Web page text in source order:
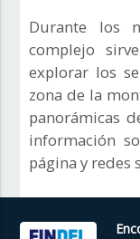
Durante los
complejo
explorar los
zona de la
panorámicas
información
página y redes